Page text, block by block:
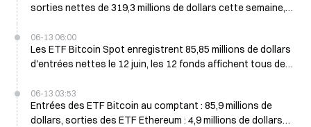
sorties nettes de 319,3 millions de dollars cette semaine,
06-13 06:00
Les ETF Bitcoin Spot enregistrent 85,85 millions de dollars
d'entrées nettes le 12 juin, les 12 fonds affichent tous des
06-13 03:53
Entrées des ETF Bitcoin au comptant : 85,9 millions de
dollars, sorties des ETF Ethereum : 4,9 millions de dollars